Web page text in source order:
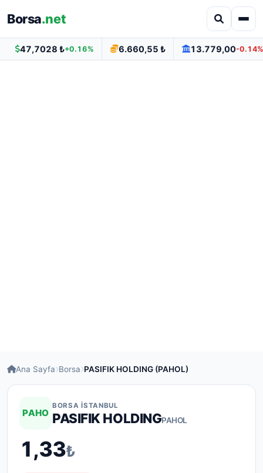
Borsa.net
47,7028 ₺+0.16% 6.660,55 ₺ 13.779,00-0.14%
Ana Sayfa Borsa PASIFIK HOLDING (PAHOL)
PAHO
BORSA İSTANBUL
PASIFIK HOLDINGPAHOL
1,33₺